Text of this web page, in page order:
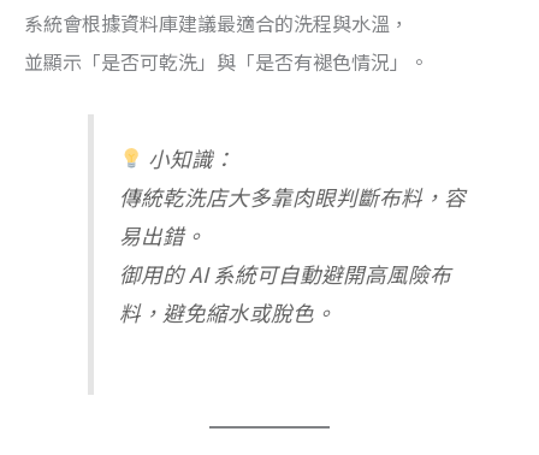
系統會根據資料庫建議最適合的洗程與水溫，
並顯示「是否可乾洗」與「是否有褪色情況」。
小知識：
傳統乾洗店大多靠肉眼判斷布料，容
易出錯。
御用的 AI 系統可自動避開高風險布
料，避免縮水或脫色。